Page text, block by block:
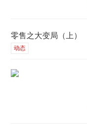
零售之大变局（上）
动态